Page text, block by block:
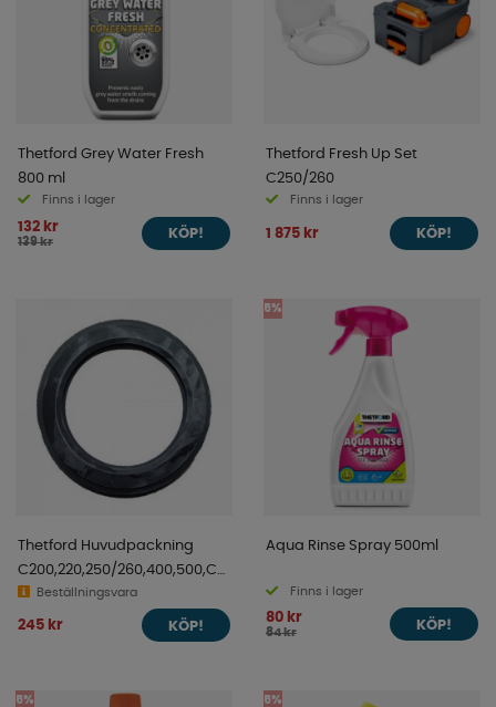
Thetford Grey Water Fresh
800 ml
Finns i lager
132 kr
139 kr
KÖP!
Thetford Fresh Up Set
C250/260
Finns i lager
1 875 kr KÖP!
Thetford Huvudpackning
C200,220,250/260,400,500,C2
/3/4Beställningsvara
245 kr KÖP!
5%
Aqua Rinse Spray 500ml
Finns i lager
80 kr
84 kr
KÖP!
5% 5%